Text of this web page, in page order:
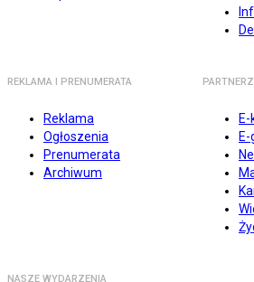
REKLAMA I PRENUMERATA
Reklama
Ogłoszenia
Prenumerata
Archiwum
E-
NASZE WYDARZENIA